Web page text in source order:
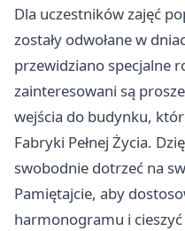
Dla uczestników zajęć
zostały odwołane w
przewidziano specjalne
zainteresowani są
wejścia do budynku,
Fabryki Pełnej Życia.
swobodnie dotrzeć na
Pamiętajcie, aby
harmonogramu i